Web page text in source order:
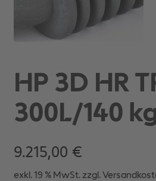
HP 3D HR
300L/140
9.215,00 €
exkl. 19 % MwSt. zzgl.